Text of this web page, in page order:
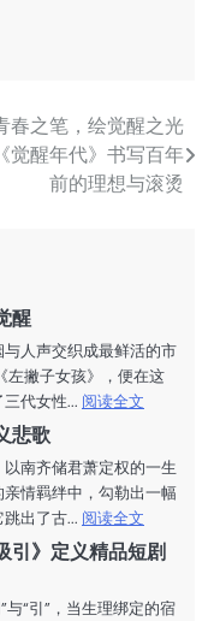
春之笔，绘觉醒之光
醒年代》书写百年
前的理想与滚烫
醒
人声交织成最鲜活的市
左撇子女孩》，便在这
代女性... 阅读全文
悲歌
南齐储君萧定权的一生
情羁绊中，勾勒出一幅
出了古... 阅读全文
》定义精品短剧
“引”，当生理绑定的宿